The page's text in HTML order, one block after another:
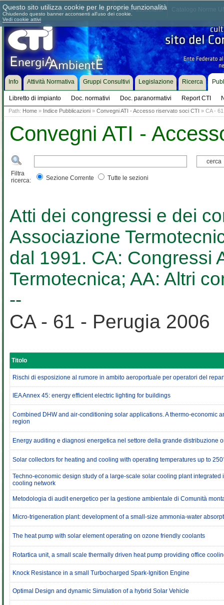
Chi siamo Dove siamo Contattaci Come associarsi
Info Attività Normativa Gruppi Consultivi Legislazione Ricerca
Libretto di impianto Doc. normativi Doc. paranormativi Report CTI
Path: Home » Indice Pubblicazioni » Convegni ATI - Accesso riservato soci CTI » CA -
Convegni ATI -
Filtra
ricerca:
Sezione Corrente Tutte le sezioni
Atti dei congressi e dei
Associazione
dal 1991. CA: Congressi
Termotecnica; AA: Altri
--
CA - 61 - Perugia 2006
Titolo
Rischi di esposizione al rumore in ambito aeroportuale per operatori del
IEA Annex 45: energy efficient electric lighting for buildings
Combined DHW and air-conditioning solar applications. A thermo-economic
region
Energy auditing e diagnosi energetica nel settore della grande distribuzione
Solar collectors for heating and cooling with operating temperatures up to
Techno-economic design study of a large-scale solar cooling plant integrated
cooling network
Metodologia di audit energetico per la gestione ambientale di Comunità
Micro-trigeneration plant: development of a small-size ammonia-water
The heat pump with solar element operating on ozone friendly coolants
Rotartica unit, a small scale thermally driven heat pump providing office
Knock Resistance in a small Turbocharged Spark-Ignition Engine
Optimal Design and dynamic Simulation of a hybrid Solar Vehicle
Questo sito utilizza cookie per le proprie funzionalità
Chiudendo questo banner acconsenti all'uso dei cookie.
Vedi cookie attivi